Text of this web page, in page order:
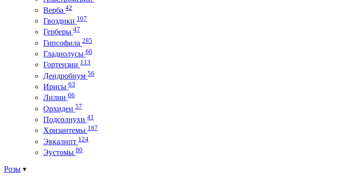
Верба 42
Гвоздики 107
Герберы 47
Гипсофила 285
Гладиолусы 66
Гортензии 113
Дендробиум 56
Ирисы 63
Лилии 66
Орхидеи 57
Подсолнухи 41
Хризантемы 187
Эвкалипт 124
Эустомы 80
Розы